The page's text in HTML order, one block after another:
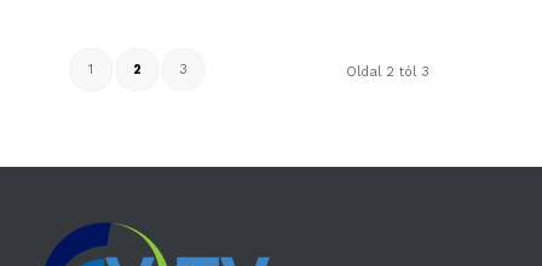
Oldal 2 tól 3
1 2 3